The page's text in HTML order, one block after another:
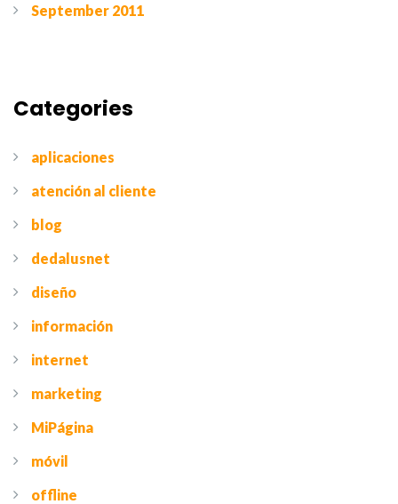
September 2011
Categories
aplicaciones
atención al cliente
blog
dedalusnet
diseño
información
internet
marketing
MiPágina
móvil
offline